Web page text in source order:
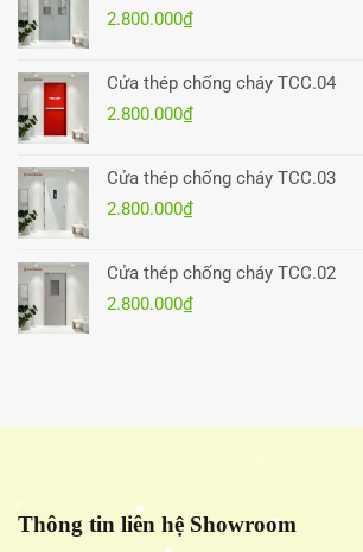
2.800.000₫
Cửa thép chống cháy TCC.04
2.800.000₫
Cửa thép chống cháy TCC.03
2.800.000₫
Cửa thép chống cháy TCC.02
2.800.000₫
Thông tin liên hệ Showroom